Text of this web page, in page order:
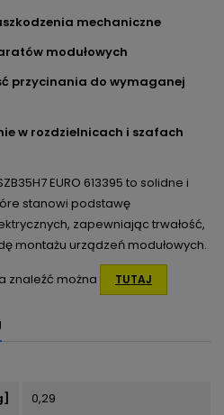
mechaniczne
modułowych
przycinania do wymaganej
w rozdzielnicach i szafach
EURO 613395 to solidne i
stanowi podstawę
zapewniając trwałość,
montażu urządzeń modułowych.
znaleźć można
TUTAJ
0,29